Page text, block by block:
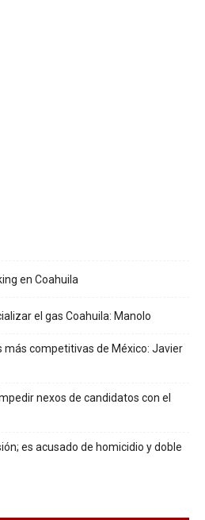
en Coahuila
el gas Coahuila: Manolo
más competitivas de México: Javier
nexos de candidatos con el
es acusado de homicidio y doble